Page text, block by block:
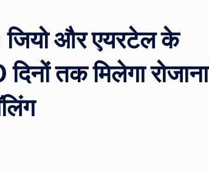
N
e
w
और एयरटेल के
तक मिलेगा रोजाना